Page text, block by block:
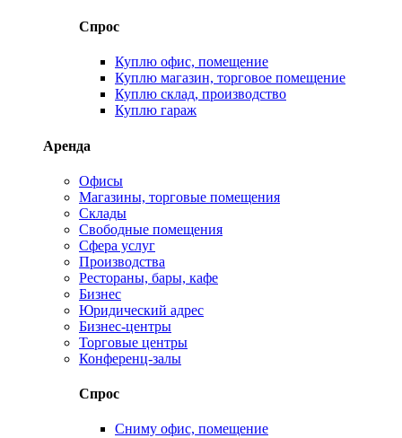
Спрос
Куплю офис, помещение
Куплю магазин, торговое помещение
Куплю склад, производство
Куплю гараж
Аренда
Офисы
Магазины, торговые помещения
Склады
Свободные помещения
Сфера услуг
Производства
Рестораны, бары, кафе
Бизнес
Юридический адрес
Бизнес-центры
Торговые центры
Конференц-залы
Спрос
Сниму офис, помещение